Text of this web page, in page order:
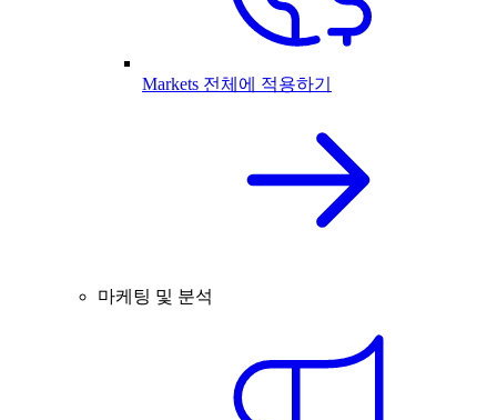
Markets 전체에 적용하기
마케팅 및 분석